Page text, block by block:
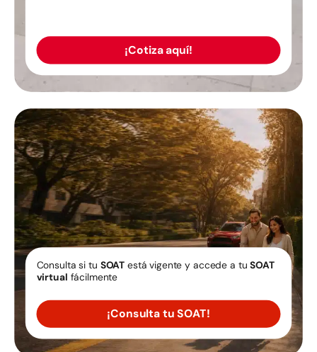
¡Cotiza aquí!
Consulta si tu SOATestá vigente y accede a tuSOAT
virtual fácilmente
¡Consulta tu SOAT!